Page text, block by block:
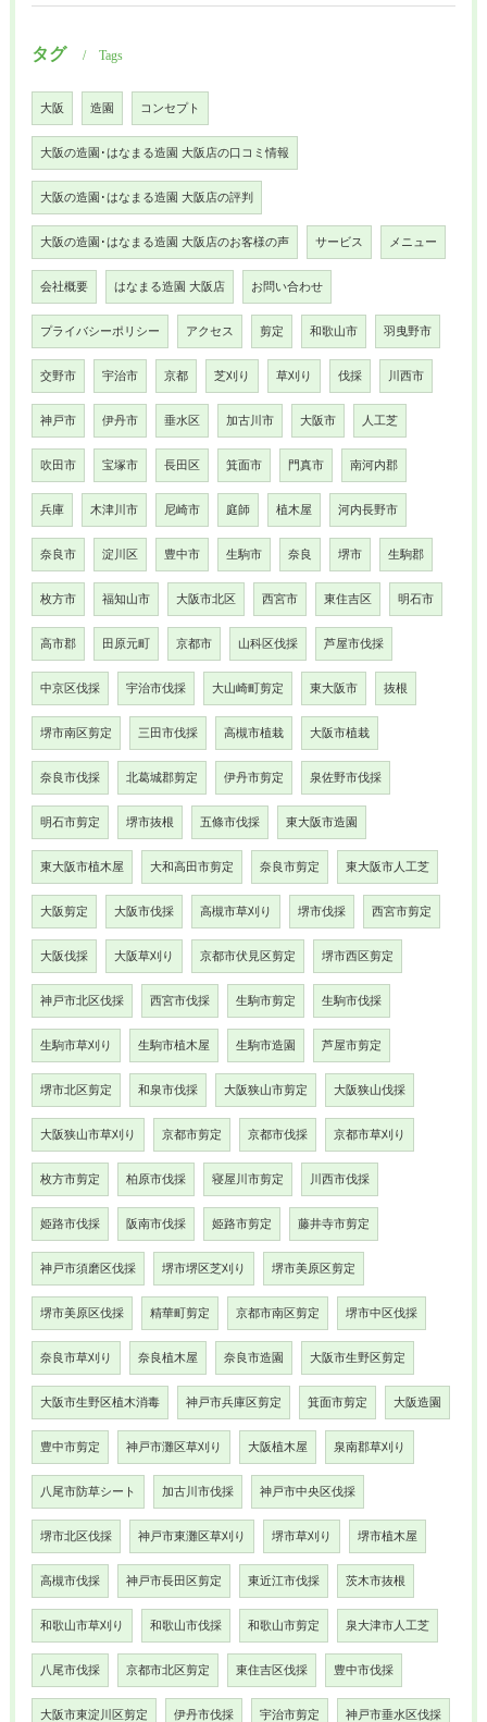
タグ Tags
大阪 造園 コンセプト
大阪の造園･はなまる造園 大阪店の口コミ情報
大阪の造園･はなまる造園 大阪店の評判
大阪の造園･はなまる造園 大阪店のお客様の声 サービス メニュー
会社概要 はなまる造園 大阪店 お問い合わせ
プライバシーポリシー アクセス 剪定 和歌山市 羽曳野市
交野市 宇治市 京都 芝刈り 草刈り 伐採 川西市
神戸市 伊丹市 垂水区 加古川市 大阪市 人工芝
吹田市 宝塚市 長田区 箕面市 門真市 南河内郡
兵庫 木津川市 尼崎市 庭師 植木屋 河内長野市
奈良市 淀川区 豊中市 生駒市 奈良 堺市 生駒郡
枚方市 福知山市 大阪市北区 西宮市 東住吉区 明石市
高市郡 田原元町 京都市 山科区伐採 芦屋市伐採
中京区伐採 宇治市伐採 大山崎町剪定 東大阪市 抜根
堺市南区剪定 三田市伐採 高槻市植栽 大阪市植栽
奈良市伐採 北葛城郡剪定 伊丹市剪定 泉佐野市伐採
明石市剪定 堺市抜根 五條市伐採 東大阪市造園
東大阪市植木屋 大和高田市剪定 奈良市剪定 東大阪市人工芝
大阪剪定 大阪市伐採 高槻市草刈り 堺市伐採 西宮市剪定
大阪伐採 大阪草刈り 京都市伏見区剪定 堺市西区剪定
神戸市北区伐採 西宮市伐採 生駒市剪定 生駒市伐採
生駒市草刈り 生駒市植木屋 生駒市造園 芦屋市剪定
堺市北区剪定 和泉市伐採 大阪狭山市剪定 大阪狭山伐採
大阪狭山市草刈り 京都市剪定 京都市伐採 京都市草刈り
枚方市剪定 柏原市伐採 寝屋川市剪定 川西市伐採
姫路市伐採 阪南市伐採 姫路市剪定 藤井寺市剪定
神戸市須磨区伐採 堺市堺区芝刈り 堺市美原区剪定
堺市美原区伐採 精華町剪定 京都市南区剪定 堺市中区伐採
奈良市草刈り 奈良植木屋 奈良市造園 大阪市生野区剪定
大阪市生野区植木消毒 神戸市兵庫区剪定 箕面市剪定 大阪造園
豊中市剪定 神戸市灘区草刈り 大阪植木屋 泉南郡草刈り
八尾市防草シート 加古川市伐採 神戸市中央区伐採
堺市北区伐採 神戸市東灘区草刈り 堺市草刈り 堺市植木屋
高槻市伐採 神戸市長田区剪定 東近江市伐採 茨木市抜根
和歌山市草刈り 和歌山市伐採 和歌山市剪定 泉大津市人工芝
八尾市伐採 京都市北区剪定 東住吉区伐採 豊中市伐採
大阪市東淀川区剪定 伊丹市伐採 宇治市剪定 神戸市垂水区伐採